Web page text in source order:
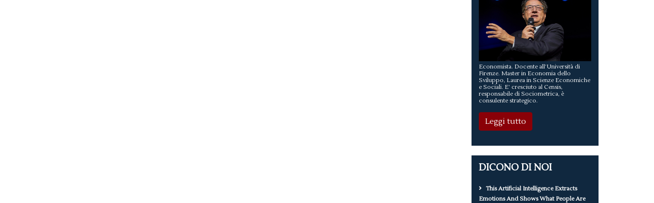
Economista. Docente all’Università di
Firenze. Master in Economia dello
Sviluppo, Laurea in Scienze Economiche
e Sociali. E’ cresciuto al Censis,
responsabile di Sociometrica, è
consulente strategico.
Leggi tutto
DICONO DI NOI
This Artificial Intelligence Extracts
Emotions And Shows What People Are